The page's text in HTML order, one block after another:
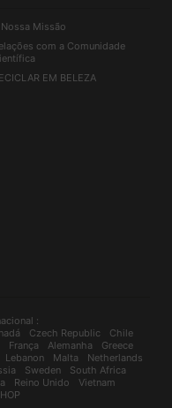
Missão
com a Comunidade
EM BELEZA
:
Czech Republic
Chile
França Alemanha
Greece
Lebanon Malta
Netherlands
Sweden
South Africa
Reino Unido
Vietnam